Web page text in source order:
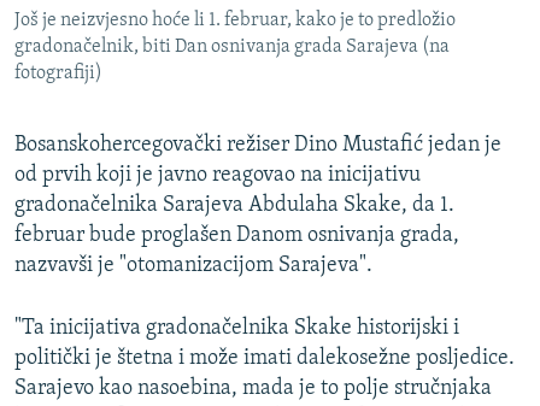
POPLAVE I KLIZIŠTA U BIH 2024.
TV LIBERTY
TRI DECENIJE OD RATA U BIH
SVE KARTE DEJTONA
Sve RFE/RL stranice
Još je neizvjesno hoće li 1. februar, kako je to predložio
gradonačelnik, biti Dan osnivanja grada Sarajeva (na
fotografiji)
Bosanskohercegovački režiser Dino Mustafić jedan je
od prvih koji je javno reagovao na inicijativu
gradonačelnika Sarajeva Abdulaha Skake, da 1.
februar bude proglašen Danom osnivanja grada,
nazvavši je "otomanizacijom Sarajeva".
"Ta inicijativa gradonačelnika Skake historijski i
politički je štetna i može imati dalekosežne posljedice.
Sarajevo kao nasoebina, mada je to polje stručnjaka